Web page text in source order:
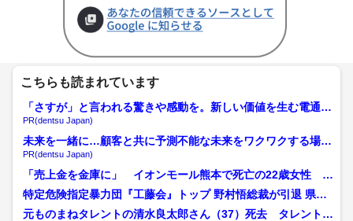
こちらも読まれています
「さすが」と言われる驚きや感動を。新しい価値を生む電通の
挑戦
PR(dentsu Japan)
未来を一緒に…顧客と共に予測不能な未来をワクワクする場所
へ
PR(dentsu Japan)
「売上金を金庫に」 イオンモール熊本で死亡の22歳女性 勤
務店運営会社の指示受け...
特定危険指定暴力団『工藤会』トップ 野村悟総裁が引退 県公
安委員会が公示 工藤会...
元ものまねタレントの清水良太郎さん（37）死去 タレント・